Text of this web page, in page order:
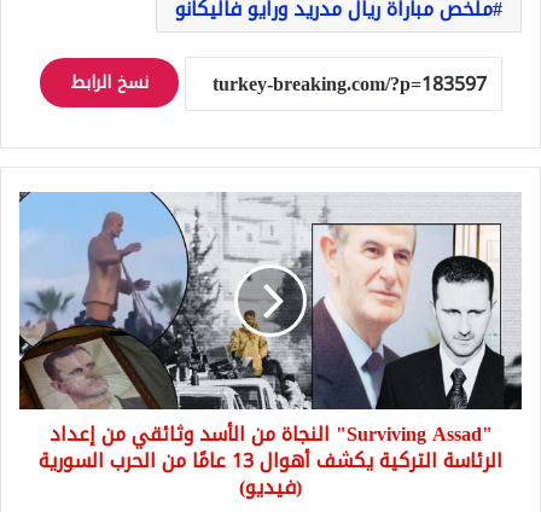
ملخص مباراة ريال مدريد ورايو فاليكانو
نسخ الرابط
"Surviving
Assad"
النجاة
من
الأسد
وثائقي
من
إعداد
الرئاسة
التركية
يكشف
أهوال
"Surviving Assad" النجاة من الأسد وثائقي من إعداد
الرئاسة التركية يكشف أهوال 13 عامًا من الحرب السورية
(فيديو)